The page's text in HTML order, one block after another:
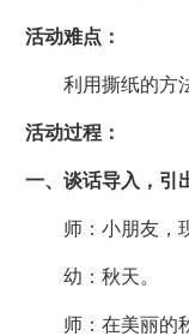
活动难点：
利用撕纸的方法
活动过程：
一、谈话导入，引
师：小朋友，
幼：秋天。
师：在美丽的秋